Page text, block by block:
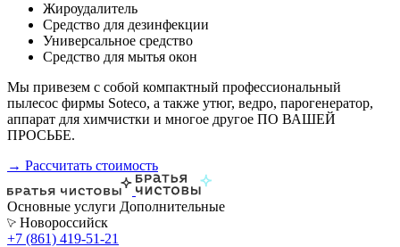
Жироудалитель
Средство для дезинфекции
Универсальное средство
Средство для мытья окон
Мы привезем с собой компактный профессиональный
пылесос фирмы Soteco, а также утюг, ведро, парогенератор,
аппарат для химчистки и многое другое ПО ВАШЕЙ
ПРОСЬБЕ.
→ Рассчитать стоимость
Основные услуги Дополнительные
Новороссийск
+7 (861) 419-51-21